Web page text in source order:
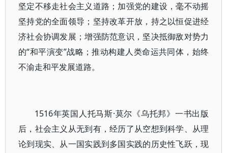
坚定不移走社会主义道路；加强党的建设，毫不动摇
坚持党的全面领导；坚持改革开放，持之以恒促进经
济社会协调发展；增强防范意识，坚决抵御敌对势力
的“和平演变”战略；推动构建人类命运共同体，始终
不渝走和平发展道路。
1516年英国人托马斯·莫尔《乌托邦》一书出版
后，社会主义从无到有，经历了从空想到科学、从理
论到现实、从一国实践到多国实践的历史性飞跃，现